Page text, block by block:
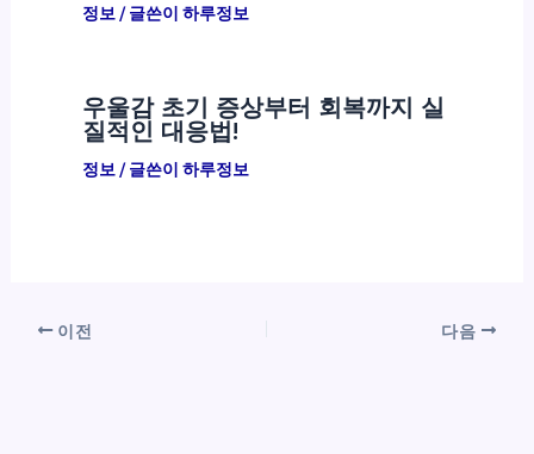
정보/ 글쓴이 하루정보
우울감 초기 증상부터 회복까지 실
질적인 대응법!
정보/ 글쓴이 하루정보
이전 다음